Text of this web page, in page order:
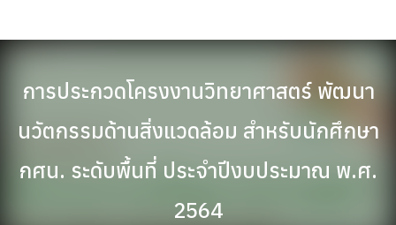
to
การประกวดโครงงานวิทยาศาสตร์ พัฒนา
นวัตกรรมด้านสิ่งแวดล้อม สำหรับนักศึกษา
กศน. ระดับพื้นที่ ประจำปีงบประมาณ พ.ศ.
2564